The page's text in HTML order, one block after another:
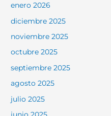
enero 2026
diciembre 2025
noviembre 2025
octubre 2025
septiembre 2025
agosto 2025
julio 2025